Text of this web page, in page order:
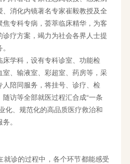
消化内镜著名专家崔毅教授及全
专科专病，荟萃临床精华，为客
疗方案，竭力为社会各界人士提
学科，设有专科诊室、功能检
、输液室、彩超室、药房等，采
陪同服务，将挂号、诊疗、检
访等全部就医过程汇合成“一条
化、规范化的高品质医疗救治和
。
就诊的过程中，各个环节都能感受